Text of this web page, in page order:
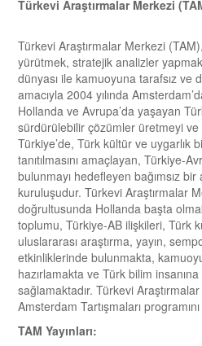
Türkevi Araştırmalar Merkezi
Türkevi Araştırmalar Merkezi
yürütmek, stratejik analizler
dünyası ile kamuoyuna tarafsız ve
amacıyla 2004 yılında
Hollanda ve Avrupa’da yaşayan
sürdürülebilir çözümler üretmeyi
Türkiye’de, Türk kültür ve uygarlık
tanıtılmasını amaçlayan, Türkiye-
bulunmayı hedefleyen bağımsız
kuruluşudur. Türkevi Araştırmalar
doğrultusunda Hollanda başta
toplumu, Türkiye-AB ilişkileri, Türk
uluslararası araştırma, yayın,
etkinliklerinde bulunmakta,
hazırlamakta ve Türk bilim
sağlamaktadır. Türkevi
Amsterdam Tartışmaları
TAM Yayınları: